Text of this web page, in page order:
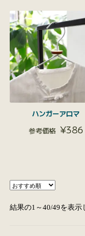
ハンガーアロマ
¥386
結果の1～40/49を表示